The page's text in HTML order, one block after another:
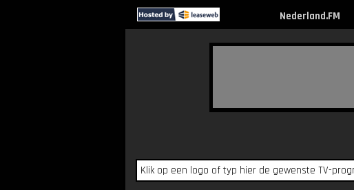
Nederland.FM